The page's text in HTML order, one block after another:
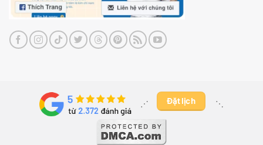
⋰ ​ Đặt lịch ⋱